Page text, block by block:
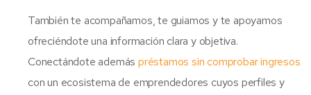
También te acompañamos, te guiamos y te apoyamos
ofreciéndote una información clara y objetiva.
Conectándote ademáspréstamos sin comprobar ingresos
con un ecosistema de emprendedores cuyos perfiles y